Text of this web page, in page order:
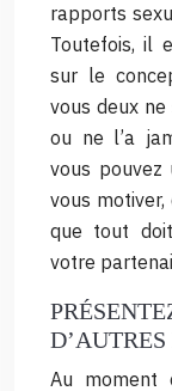
rapports
Toutefois, il
sur le
vous deux
ou ne l’a
vous pouvez
vous
que tout
votre
Au moment